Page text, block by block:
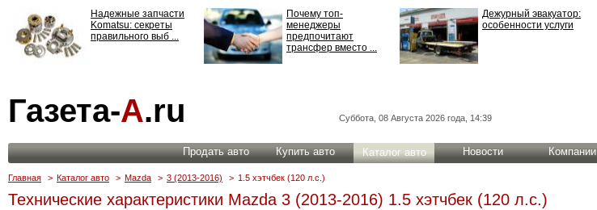
Надежные запчасти
Komatsu: секреты
правильного выб ...
Почему топ-
менеджеры
предпочитают
трансфер вместо ...
Дежурный эвакуатор:
особенности услуги
ответственности: все,
что нужно знать ...
Газета-А.ru Суббота, 08 Августа 2026 года, 14:39
Продать авто Купить авто Каталог авто Новости Компании
Главная > Каталог авто > Mazda > 3 (2013-2016) > 1.5 хэтчбек (120 л.с.)
Технические характеристики Mazda 3 (2013-2016) 1.5 хэтчбек (120 л.с.)